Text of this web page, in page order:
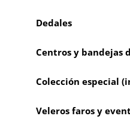
Dedales
Centros y bandejas
Colección especial
Veleros faros y